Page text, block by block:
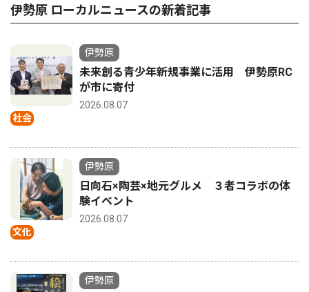
伊勢原 ローカルニュースの新着記事
社会
伊勢原
未来創る青少年新規事業に活用 伊勢原RC
が市に寄付
2026.08.07
文化
伊勢原
日向石×陶芸×地元グルメ ３者コラボの体
験イベント
2026.08.07
伊勢原